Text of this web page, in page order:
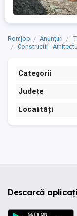
Romjob Anunțuri
Constructii -
Categorii
Județe
Localități
Descarcă